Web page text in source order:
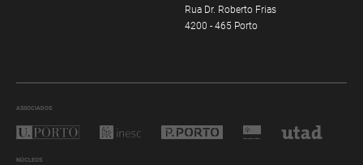
Rua Dr. Roberto Frias
4200 - 465 Porto
ASSOCIADOS
NÚCLEOS